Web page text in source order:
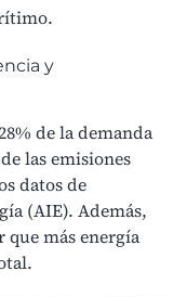
y
de la demanda
las emisiones
datos de
(AIE). Además,
que más energía